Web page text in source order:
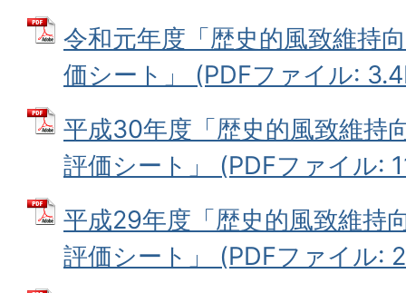
令和元年度「歴史的風致維持
価シート」 (PDFファイル:
平成30年度「歴史的風致維持
評価シート」 (PDFファイル:
平成29年度「歴史的風致維持
評価シート」 (PDFファイル: